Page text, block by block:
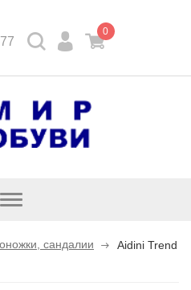
0
Открыть
сандалии
Aidini Trend